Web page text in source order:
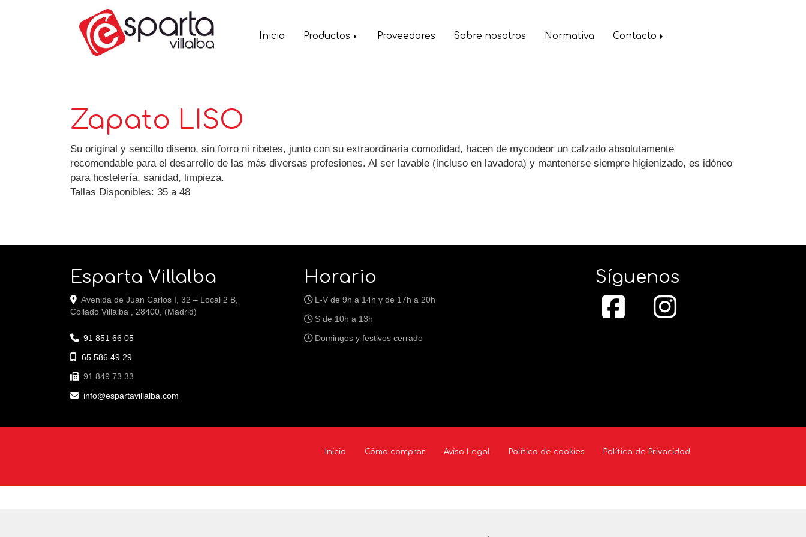
Inicio Productos Proveedores Sobre nosotros Normativa Contacto
Zapato LISO
Su original y sencillo diseno, sin forro ni ribetes, junto con su extraordinaria comodidad, hacen de mycodeor un calzado absolutamente
recomendable para el desarrollo de las más diversas profesiones. Al ser lavable (incluso en lavadora) y mantenerse siempre higienizado, es idóneo
para hostelería, sanidad, limpieza.
Tallas Disponibles: 35 a 48
Esparta Villalba
Avenida de Juan Carlos I, 32 – Local 2 B,
Collado Villalba
28400 (Madrid)
91 851 66 05
65 586 49 29
91 849 73 33
info
espartavillalba.com
Horario
L-V de 9h a 14h y de 17h a 20h
S de 10h a 13h
Domingos y festivos cerrado
Síguenos
Inicio Cómo comprar Aviso Legal Política de cookies Política de Privacidad